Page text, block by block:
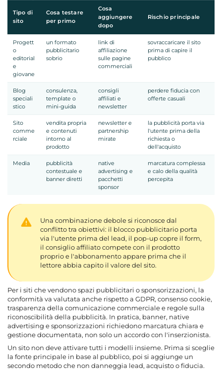
Tipo di
sito
Cosa testare
per primo
Cosa
aggiungere
dopo
Rischio principale
Progett
o
editorial
e
giovane
un formato
pubblicitario
sobrio
link di
affiliazione
sulle pagine
commerciali
sovraccaricare il sito
prima di capire il
pubblico
Blog
speciali
stico
consulenza,
template o
mini-guida
consigli
affiliati e
newsletter
perdere fiducia con
offerte casuali
Sito
comme
rciale
vendita propria
e contenuti
intorno al
prodotto
newsletter e
partnership
mirate
la pubblicità porta via
l'utente prima della
richiesta o
dell'acquisto
Media
pubblicità
contestuale e
banner diretti
native
advertising e
pacchetti
sponsor
marcatura complessa
e calo della qualità
percepita
Una combinazione debole si riconosce dal
conflitto tra obiettivi: il blocco pubblicitario porta
via l'utente prima del lead, il pop-up copre il form,
il consiglio affiliato compete con il prodotto
proprio e l'abbonamento appare prima che il
lettore abbia capito il valore del sito.
Per i siti che vendono spazi pubblicitari o sponsorizzazioni, la
conformità va valutata anche rispetto a GDPR, consenso cookie,
trasparenza della comunicazione commerciale e regole sulla
riconoscibilità della pubblicità. In pratica, banner, native
advertising e sponsorizzazioni richiedono marcatura chiara e
gestione documentata, non solo un accordo con l'inserzionista.
Un sito non deve attivare tutti i modelli insieme. Prima si sceglie
la fonte principale in base al pubblico, poi si aggiunge un
secondo metodo che non danneggia lead, acquisto o fiducia.